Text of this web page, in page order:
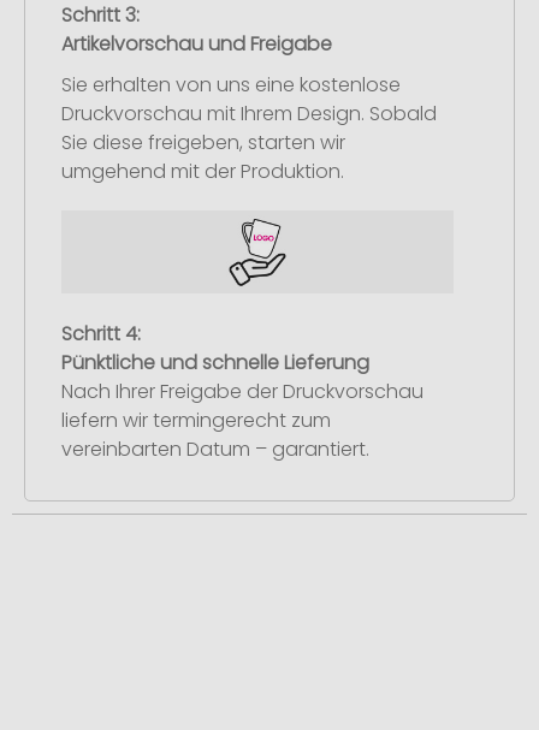
Schritt 3:
Artikelvorschau und Freigabe
Sie erhalten von uns eine kostenlose
Druckvorschau mit Ihrem Design. Sobald
Sie diese freigeben, starten wir
umgehend mit der Produktion.
Schritt 4:
Pünktliche und schnelle Lieferung
Nach Ihrer Freigabe der Druckvorschau
liefern wir termingerecht zum
vereinbarten Datum – garantiert.